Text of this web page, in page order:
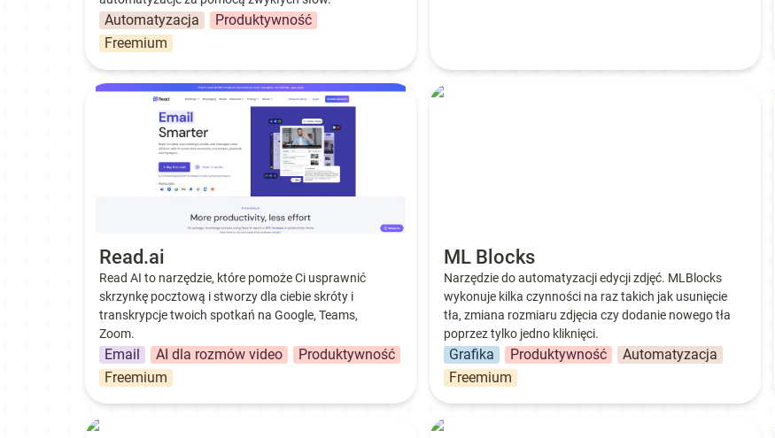
Automatyzacja
Produktywność
Freemium
Read.ai
Read.ai
Read AI to narzędzie, które pomoże Ci usprawnić
skrzynkę pocztową i stworzy dla ciebie skróty i
transkrypcje twoich spotkań na Google, Teams,
Zoom.
Email AI dla rozmów video Produktywność
Dla Firmy
Freemium
ML Blocks
ML Blocks
Narzędzie do automatyzacji edycji zdjęć. MLBlocks
wykonuje kilka czynności na raz takich jak usunięcie
tła, zmiana rozmiaru zdjęcia czy dodanie nowego tła
poprzez tylko jedno kliknięci.
Grafika Produktywność
Automatyzacja
Freemium
Screen Studio Guidde